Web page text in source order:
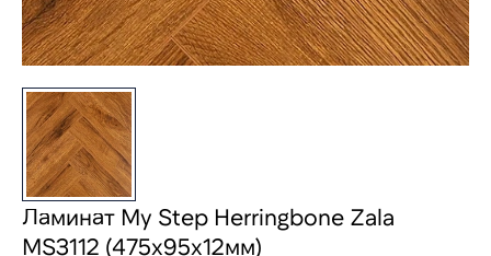
Ламинат My Step Herringbone Zala
MS3112 (475х95х12мм)